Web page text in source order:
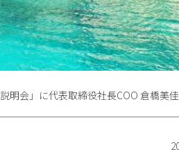
明会」に代表取締役社長COO 倉橋美